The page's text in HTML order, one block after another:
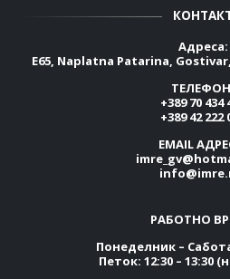
Адреса:
E65, Naplatna Patarina,
+389 70 434
+389 42 222
EMAIL
РАБОТНО
Понеделник –
Петок: 12:30 – 13:30